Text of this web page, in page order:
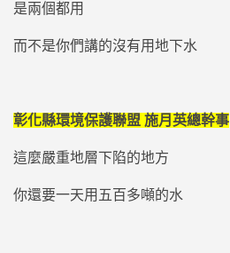
是兩個都用
而不是你們講的沒有用地下水
彰化縣環境保護聯盟 施月英總幹事
這麼嚴重地層下陷的地方
你還要一天用五百多噸的水